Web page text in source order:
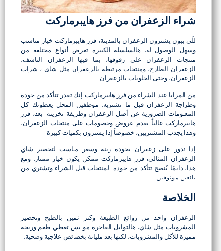
شراء الزعفران من فرز هايبرماركت
للّي يبون يشترون الزعفران بالمدينة، فرز هايبرماركت خيار مناسب
وسهل الوصول له. هالسلسلة الكبيرة تعرض أنواع مختلفة من
منتجات الزعفران على رفوفها، بما فيها الزعفران الناشف،
الزعفران الطازج، ومنتجات مرتبطة بالزعفران مثل شاي ، شراب
الزعفران، وحتى الحلويات بالزعفران.
من المزايا عند الشراء من فرز هايبرماركت إنك تقدر تتأكد من جودة
وطزاجة الزعفران قبل ما تشتريه. موظفين المحل يعطونك كل
المعلومات الضرورية عن أصل الزعفران وطريقة تخزينه. بعد، فرز
هايبرماركت غالباً يقدم عروض وخصومات على منتجات الزعفران،
وهذا يجذب المشتريين، خصوصاً إذا يشترون بكميات كبيرة.
إذا تدور على زعفران بجودة زينة وسعر مناسب لتحضير شاي
الزعفران المثالي، فرز هايبرماركت ممكن يكون خيار ممتاز. ومع
هذا، دايمًا يُنصح تتأكد من جودة المنتجات قبل الشراء وتشتري من
بائعين موثوقين.
الخلاصة
الزعفران واحد من روائع الطبيعة وكنز ثمين بالطبخ وتحضير
المشروبات مثل شاي. هالتوابل الفاخرة مو بس تعطي طعم وريحه
مميزة للأكل والمشروبات، لكنها بعد مليانة بخصائص علاجية وصحية.